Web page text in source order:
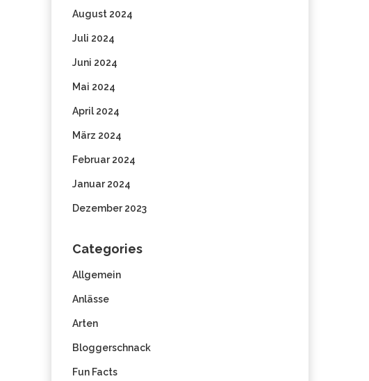
August 2024
Juli 2024
Juni 2024
Mai 2024
April 2024
März 2024
Februar 2024
Januar 2024
Dezember 2023
Categories
Allgemein
Anlässe
Arten
Bloggerschnack
Fun Facts